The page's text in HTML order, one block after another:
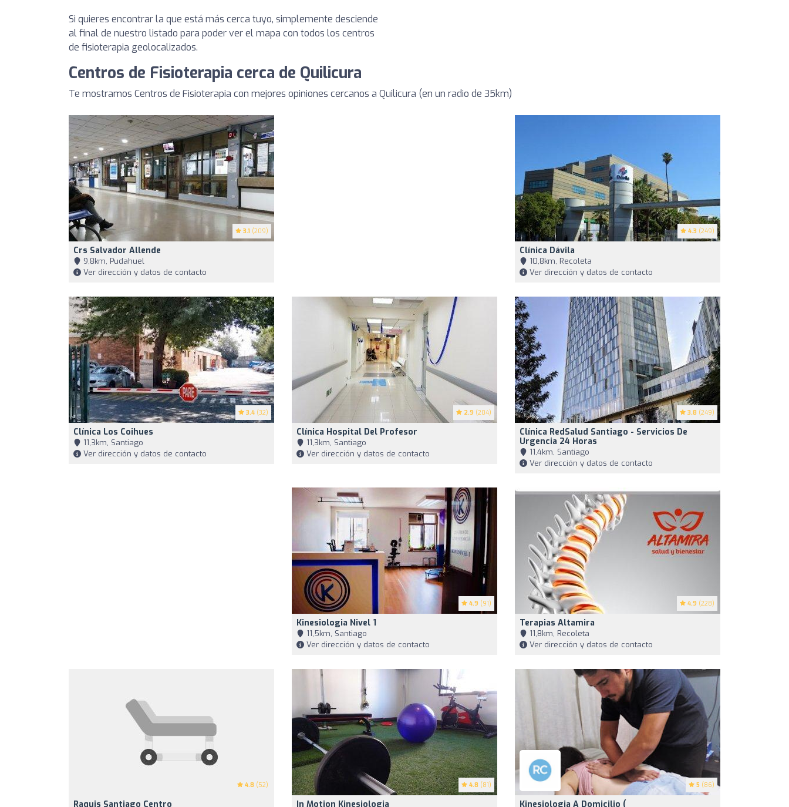
Si quieres encontrar la que está más cerca tuyo, simplemente desciende
al final de nuestro listado para poder ver el mapa con todos los centros
de fisioterapia geolocalizados.
Centros de Fisioterapia cerca de Quilicura
Te mostramos Centros de Fisioterapia con mejores opiniones cercanos a Quilicura (en un radio de 35km)
3.1 (209)
Crs Salvador Allende
9,8km, Pudahuel
Ver dirección y datos de contacto
4.3 (249)
Clínica Dávila
10,8km, Recoleta
Ver dirección y datos de contacto
3.4 (32)
Clínica Los Coihues
11,3km, Santiago
Ver dirección y datos de contacto
2.9 (204)
Clínica Hospital Del Profesor
11,3km, Santiago
Ver dirección y datos de contacto
3.8 (249)
Clínica RedSalud Santiago - Servicios De
Urgencia 24 Horas
11,4km, Santiago
Ver dirección y datos de contacto
4.9 (91)
Kinesiologia Nivel 1
11,5km, Santiago
Ver dirección y datos de contacto
4.9 (228)
Terapias Altamira
11,8km, Recoleta
Ver dirección y datos de contacto
4.8 (52)
Raquis Santiago Centro
4.8 (81)
In Motion Kinesiologia
5 (86)
Kinesiologia A Domicilio (